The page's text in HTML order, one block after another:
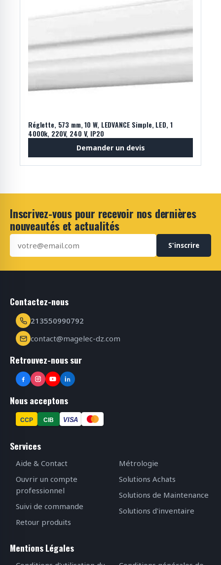
Réglette, 573 mm, 10 W, LEDVANCE Simple, LED, 1
4000k, 220V, 240 V, IP20
Demander un devis
Inscrivez-vous pour recevoir nos dernières
nouveautés et actualités
S'inscrire
Contactez-nous
213550990792
contact@magelec-dz.com
Retrouvez-nous sur
Nous acceptons
CCP CIB VISA
Services
Aide & Contact
Ouvrir un compte
professionnel
Suivi de commande
Retour produits
Métrologie
Solutions Achats
Solutions de Maintenance
Solutions d'inventaire
Mentions Légales